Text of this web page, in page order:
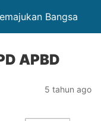
Bangsa
APBD
5 tahun ago